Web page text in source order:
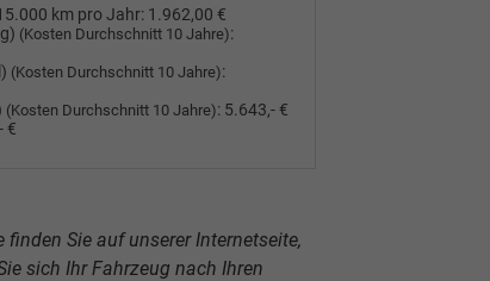
km pro Jahr: 1.962,00 €
(Kosten Durchschnitt 10 Jahre):
(Kosten Durchschnitt 10 Jahre):
(Kosten Durchschnitt 10 Jahre): 5.643,- €
€
Sie auf unserer Internetseite,
sich Ihr Fahrzeug nach Ihren